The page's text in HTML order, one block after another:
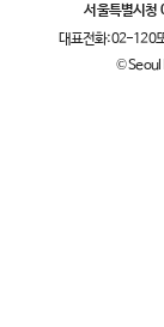
서울특별시청
대표전화:02-120
© Seoul